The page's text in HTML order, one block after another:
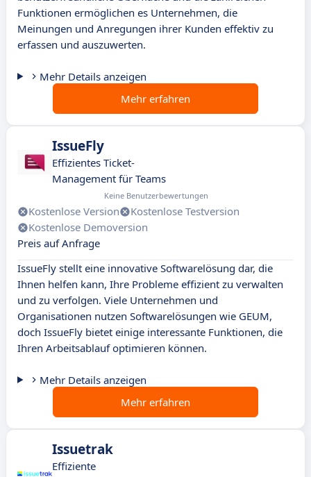
Funktionen ermöglichen es Unternehmen, die
Meinungen und Anregungen ihrer Kunden effektiv zu
erfassen und auszuwerten.
Mehr Details anzeigen
Mehr erfahren
IssueFly
Effizientes Ticket-
Management für Teams
Keine Benutzerbewertungen
Kostenlose Version
Kostenlose Testversion
Kostenlose Demoversion
Preis auf Anfrage
IssueFly stellt eine innovative Softwarelösung dar, die
Ihnen helfen kann, Ihre Probleme effizient zu verwalten
und zu verfolgen. Viele Unternehmen und
Organisationen nutzen Softwarelösungen wie GEUM,
doch IssueFly bietet einige interessante Funktionen, die
Ihren Arbeitsablauf optimieren können.
Mehr Details anzeigen
Mehr erfahren
Issuetrak
Effiziente